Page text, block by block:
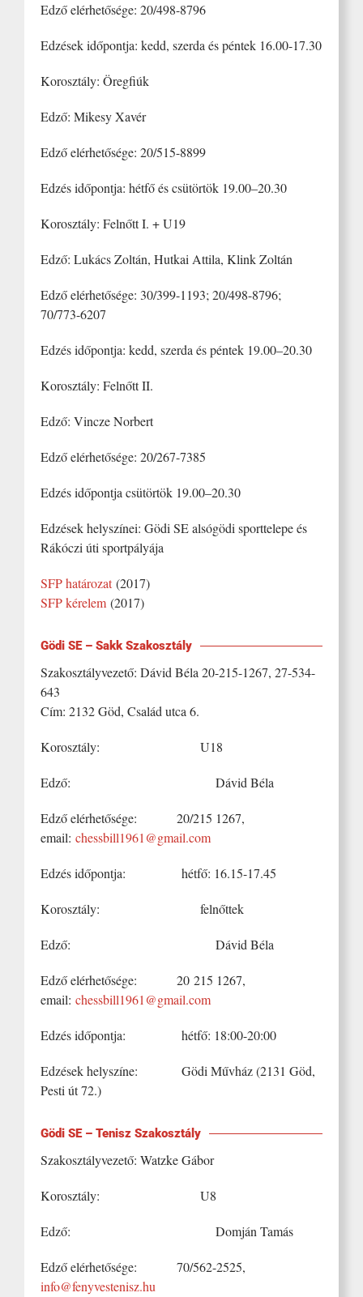
Edző elérhetősége: 20/498-8796
Edzések időpontja: kedd, szerda és péntek 16.00-17.30
Korosztály: Öregfiúk
Edző: Mikesy Xavér
Edző elérhetősége: 20/515-8899
Edzés időpontja: hétfő és csütörtök 19.00–20.30
Korosztály: Felnőtt I. + U19
Edző: Lukács Zoltán, Hutkai Attila, Klink Zoltán
Edző elérhetősége: 30/399-1193; 20/498-8796;
70/773-6207
Edzés időpontja: kedd, szerda és péntek 19.00–20.30
Korosztály: Felnőtt II.
Edző: Vincze Norbert
Edző elérhetősége: 20/267-7385
Edzés időpontja csütörtök 19.00–20.30
Edzések helyszínei: Gödi SE alsógödi sporttelepe és
Rákóczi úti sportpályája
SFP határozat(2017)
SFP kérelem (2017)
Gödi SE – Sakk Szakosztály
Szakosztályvezető: Dávid Béla 20-215-1267, 27-534-
643
Cím: 2132 Göd, Család utca 6.
Korosztály: U18
Edző: Dávid Béla
Edző elérhetősége: 20/215 1267,
email: chessbill1961@gmail.com
Edzés időpontja: hétfő: 16.15-17.45
Korosztály: felnőttek
Edző: Dávid Béla
Edző elérhetősége: 20 215 1267,
email: chessbill1961@gmail.com
Edzés időpontja: hétfő: 18:00-20:00
Edzések helyszíne: Gödi Művház (2131 Göd,
Pesti út 72.)
Gödi SE – Tenisz Szakosztály
Szakosztályvezető: Watzke Gábor
Korosztály: U8
Edző: Domján Tamás
Edző elérhetősége: 70/562-2525,
info@fenyvestenisz.hu